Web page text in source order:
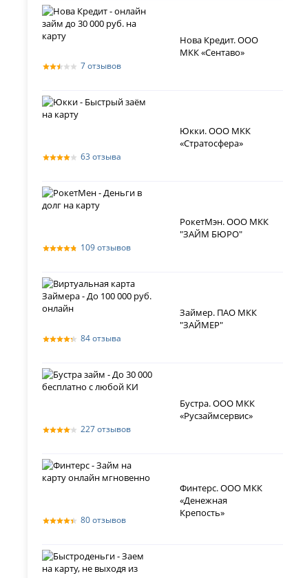
7 отзывов
Нова Кредит. ООО
МКК «Сентаво»
63 отзыва
Юкки. ООО МКК
«Стратосфера»
109 отзывов
РокетМэн. ООО МКК
"ЗАЙМ БЮРО"
84 отзыва
Займер. ПАО МКК
"ЗАЙМЕР"
227 отзывов
Бустра. ООО МКК
«Русзаймсервис»
80 отзывов
Финтерс. ООО МКК
«Денежная
Крепость»